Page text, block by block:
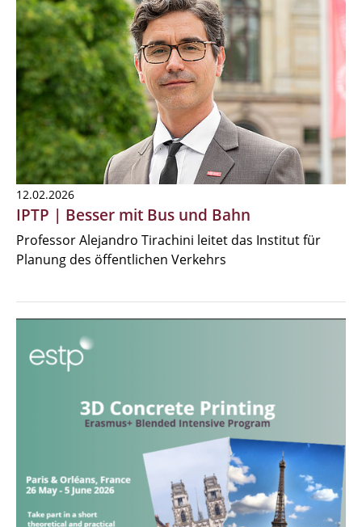
12.02.2026
IPTP | Besser mit Bus und Bahn
Professor Alejandro Tirachini leitet das Institut für
Planung des öffentlichen Verkehrs